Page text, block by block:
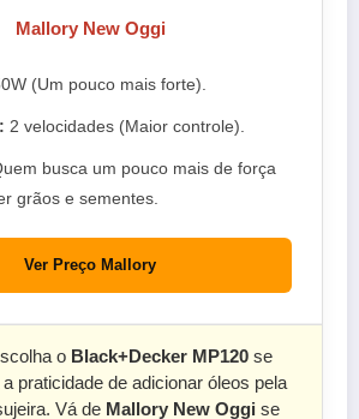
Mallory New Oggi
(Um pouco mais forte).
2 velocidades (Maior controle).
busca um pouco mais de força
grãos e sementes.
Ver Preço Mallory
o Black+Decker MP120 se
praticidade de adicionar óleos pela
Vá de Mallory New Oggi se